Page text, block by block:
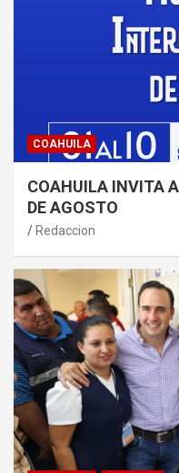
COAHUILA
COAHUILA INVITA
DE AGOSTO
Redaccion